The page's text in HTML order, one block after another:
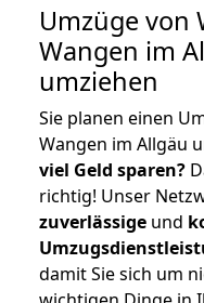
Umzüge von
Wangen im
umziehen
Sie planen einen
Wangen im Allgäu
viel Geld sparen?
richtig! Unser
zuverlässige und
damit Sie sich um